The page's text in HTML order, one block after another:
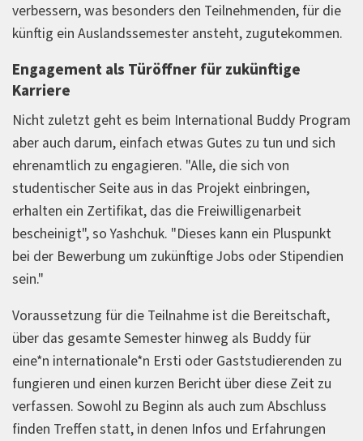
verbessern, was besonders den Teilnehmenden, für die
künftig ein Auslandssemester ansteht, zugutekommen.
Engagement als Türöffner für zukünftige
Karriere
Nicht zuletzt geht es beim International Buddy Program
aber auch darum, einfach etwas Gutes zu tun und sich
ehrenamtlich zu engagieren. "Alle, die sich von
studentischer Seite aus in das Projekt einbringen,
erhalten ein Zertifikat, das die Freiwilligenarbeit
bescheinigt", so Yashchuk. "Dieses kann ein Pluspunkt
bei der Bewerbung um zukünftige Jobs oder Stipendien
sein."
Voraussetzung für die Teilnahme ist die Bereitschaft,
über das gesamte Semester hinweg als Buddy für
eine*n internationale*n Ersti oder Gaststudierenden zu
fungieren und einen kurzen Bericht über diese Zeit zu
verfassen. Sowohl zu Beginn als auch zum Abschluss
finden Treffen statt, in denen Infos und Erfahrungen